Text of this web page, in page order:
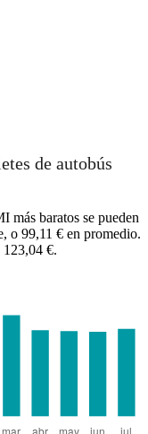
Albion, MI
de autobús
más baratos se pueden
o 99,11 € en promedio.
123,04 €.